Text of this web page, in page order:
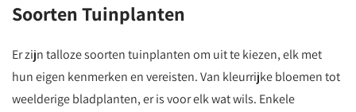
Soorten Tuinplanten
Er zijn talloze soorten tuinplanten om uit te kiezen, elk met
hun eigen kenmerken en vereisten. Van kleurrijke bloemen tot
weelderige bladplanten, er is voor elk wat wils. Enkele